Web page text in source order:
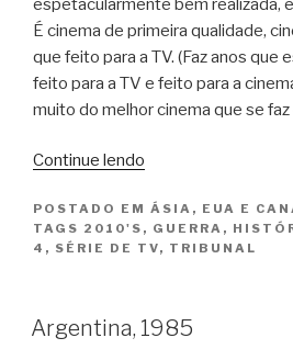
espetacularmente bem realizada,
É cinema de primeira qualidade,
que feito para a TV. (Faz anos que
feito para a TV e feito para a
muito do melhor cinema que se faz
Continue lendo
de
Tóquio
Trial”
POSTADO EM ÁSIA , EUA E
TAGS 2010'S , GUERRA ,
4 , SÉRIE DE TV, TRIBUNAL
Argentina, 1985